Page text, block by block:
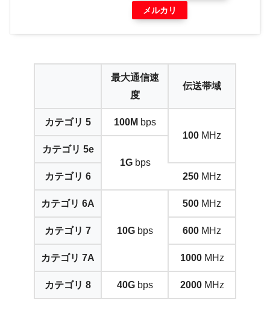
メルカリ
最大通信速
度
伝送帯域
カテゴリ 5 100M bps
100 MHz
カテゴリ 5e
1Gbps
カテゴリ 6 250MHz
カテゴリ 6A
10Gbps
500 MHz
カテゴリ 7 600 MHz
カテゴリ 7A 1000MHz
カテゴリ 8 40Gbps 2000MHz